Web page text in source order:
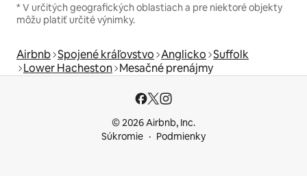
* V určitých geografických oblastiach a pre niektoré objekty
môžu platiť určité výnimky.
Airbnb Spojené kráľovstvo Anglicko Suffolk
Lower Hacheston Mesačné prenájmy
© 2026 Airbnb, Inc.
Súkromie
Podmienky